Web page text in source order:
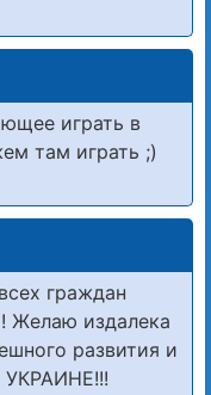
играть в
там играть ;)
граждан
Желаю издалека
развития и